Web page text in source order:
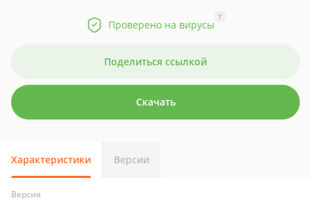
Проверено на вирусы
?
Поделиться ссылкой
Скачать
Характеристики Версии
Версия